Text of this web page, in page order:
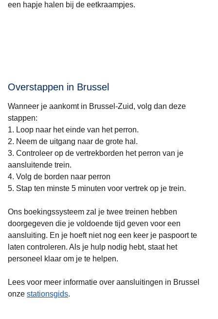
een hapje halen bij de eetkraampjes.
Overstappen in Brussel
Wanneer je aankomt in Brussel-Zuid, volg dan deze
stappen:
1. Loop naar het einde van het perron.
2. Neem de uitgang naar de grote hal.
3. Controleer op de vertrekborden het perron van je
aansluitende trein.
4. Volg de borden naar perron
5. Stap ten minste 5 minuten voor vertrek op je trein.
Ons boekingssysteem zal je twee treinen hebben
doorgegeven die je voldoende tijd geven voor een
aansluiting. En je hoeft niet nog een keer je paspoort te
laten controleren. Als je hulp nodig hebt, staat het
personeel klaar om je te helpen.
Lees voor meer informatie over aansluitingen in Brussel
onze stationsgids.